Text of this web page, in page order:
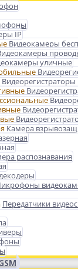
IP
Видеокамеры
уличные
Камера
распознавания
Передатчики